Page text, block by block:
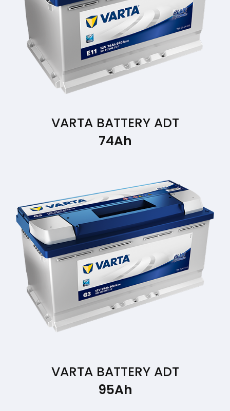
VARTA BATTERY ADT
74Ah
VARTA BATTERY ADT
95Ah